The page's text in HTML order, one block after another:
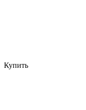
Купить